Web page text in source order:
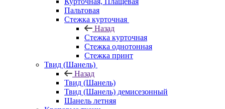
Пальтовая
Стежка курточная
Назад
Стежка курточная
Стежка однотонная
Стежка принт
Твид (Шанель)
Назад
Твид (Шанель)
Твид (Шанель) демисезонный
Шанель летняя